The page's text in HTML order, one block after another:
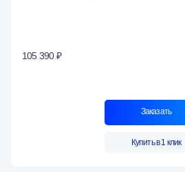
105 390 ₽
Заказать
Купить в 1 клик